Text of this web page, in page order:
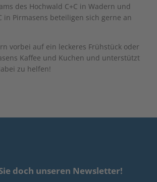
des Hochwald C+C in Wadern und
in Pirmasens beteiligen sich gerne an
vorbei auf ein leckeres Frühstück oder
Kaffee und Kuchen und unterstützt
zu helfen!
doch unseren Newsletter!